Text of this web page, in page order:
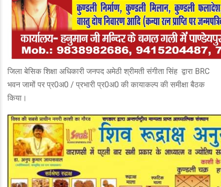
जिला बेसिक शिक्षा अधिकारी जनपद अमेठी श्रीमती संगीता सिंह द्वारा BRC
भवन जामों पर प्र0अ0 / प्रभारी प्र0अ0 की कायाकल्प की समीक्षा बैठक
किया।